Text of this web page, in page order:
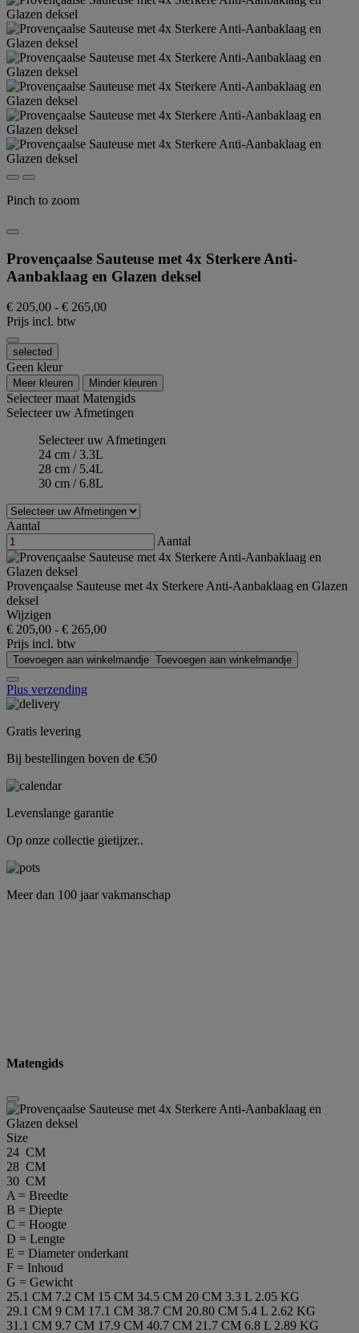
Pinch to zoom
Provençaalse Sauteuse met 4x Sterkere Anti-
Aanbaklaag en Glazen deksel
€ 205,00 - € 265,00
Prijs incl. btw
selected
Geen kleur
Meer kleuren Minder kleuren
Selecteer maatMatengids
Selecteer uw Afmetingen
Selecteer uw Afmetingen
24 cm / 3.3L
28 cm / 5.4L
30 cm / 6.8L
Aantal
Aantal
Provençaalse Sauteuse met 4x Sterkere Anti-Aanbaklaag en Glazen
deksel
Wijzigen
€ 205,00 - € 265,00
Prijs incl. btw
Toevoegen aan winkelmandje Toevoegen aan winkelmandje
Plus verzending
Gratis levering
Bij bestellingen boven de €50
Levenslange garantie
Op onze collectie gietijzer..
Meer dan 100 jaar vakmanschap
Matengids
Size
24 CM
28 CM
30 CM
A = Breedte
B = Diepte
C = Hoogte
D = Lengte
E = Diameter onderkant
F = Inhoud
G = Gewicht
25.1 CM 7.2 CM 15 CM 34.5 CM 20 CM 3.3 L 2.05 KG
29.1 CM 9 CM 17.1 CM 38.7 CM 20.80 CM 5.4 L 2.62 KG
31.1 CM 9.7 CM 17.9 CM 40.7 CM 21.7 CM 6.8 L 2.89 KG